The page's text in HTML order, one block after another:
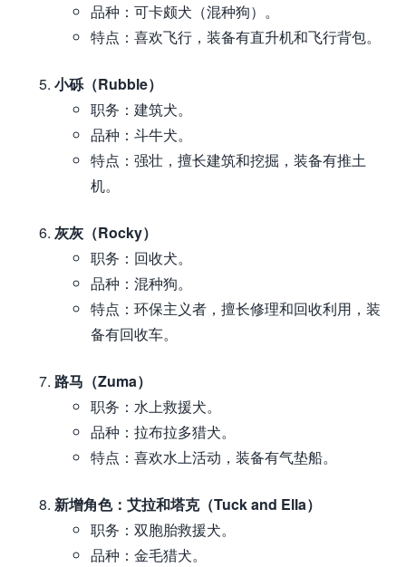
品种：可卡颇犬（混种狗）。
特点：喜欢飞行，装备有直升机和飞行背包。
小砾（Rubble）
职务：建筑犬。
品种：斗牛犬。
特点：强壮，擅长建筑和挖掘，装备有推土
机。
灰灰（Rocky）
职务：回收犬。
品种：混种狗。
特点：环保主义者，擅长修理和回收利用，装
备有回收车。
路马（Zuma）
职务：水上救援犬。
品种：拉布拉多猎犬。
特点：喜欢水上活动，装备有气垫船。
新增角色：艾拉和塔克（Tuck and Ella）
职务：双胞胎救援犬。
品种：金毛猎犬。